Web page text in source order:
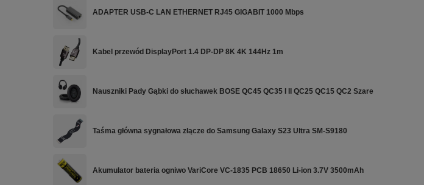
ADAPTER USB-C LAN ETHERNET RJ45 GIGABIT 1000 Mbps
Kabel przewód DisplayPort 1.4 DP-DP 8K 4K 144Hz 1m
Nauszniki Pady Gąbki do słuchawek BOSE QC45 QC35 I II QC25 QC15 QC2 Szare
Taśma główna sygnałowa złącze do Samsung Galaxy S23 Ultra SM-S9180
Akumulator bateria ogniwo VariCore VC-1835 PCB 18650 Li-ion 3.7V 3500mAh